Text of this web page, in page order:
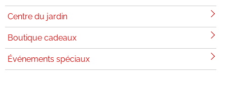
Centre du jardin
Boutique cadeaux
Événements spéciaux